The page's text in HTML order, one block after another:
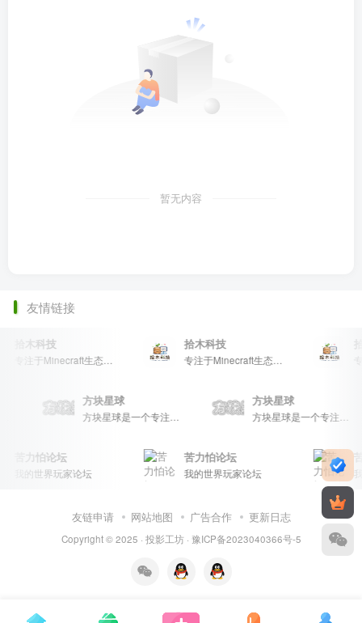
暂无内容
友情链接
拾木科技
专注于Minecraft生态建设
拾木科技
专注于Minecraft生态建设
方块星球
方块星球是一个专注于我的世界的中文论坛，提供丰富的资源分享、玩家交流和创意展示，包括地图、皮肤、数据包等内容，打造Minecraft玩家的专属社区乐园！
方块星球
方块星球是一个专注于我的世界的中文论坛，提供丰富的资源分享、玩家交流和创意展示，包括地图、皮肤、数据包等内容，打造Minecraft玩家的专属社区乐园！
苦力怕论坛
我的世界玩家论坛
苦力怕论坛
我的世界玩家论坛
友链申请 网站地图 广告合作 更新日志
Copyright © 2025 · 投影工坊· 豫ICP备2023040366号-5